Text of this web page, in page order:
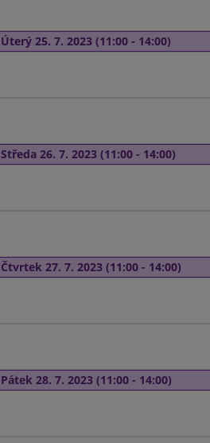
Úterý 25. 7. 2023 (11:00 - 14:00)
Středa 26. 7. 2023 (11:00 - 14:00)
Čtvrtek 27. 7. 2023 (11:00 - 14:00)
Pátek 28. 7. 2023 (11:00 - 14:00)